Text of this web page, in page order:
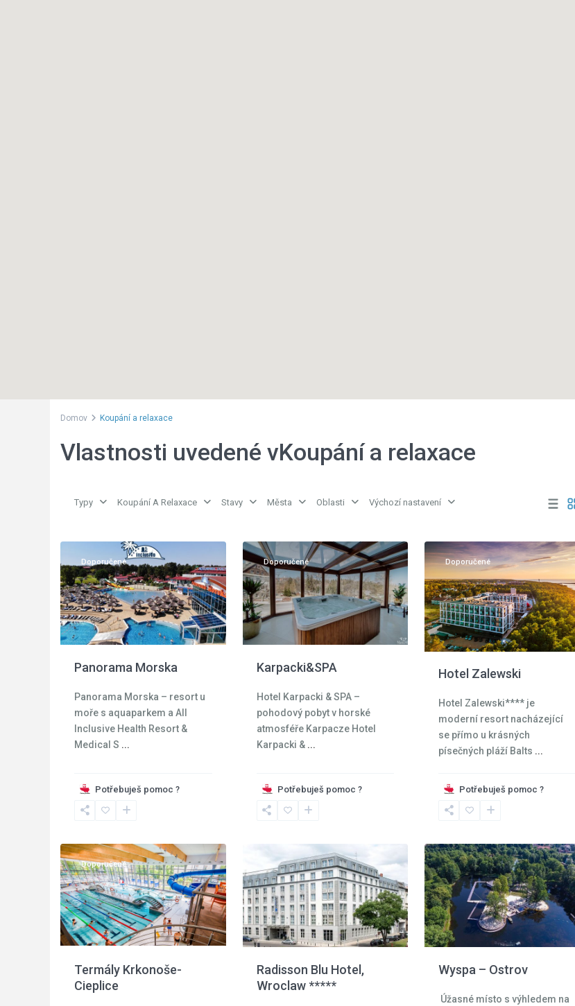
Domov Koupání a relaxace
Vlastnosti uvedené vKoupání a relaxace
Typy Koupání A Relaxace Stavy Města Oblasti Výchozí nastavení
Doporučené
Panorama Morska
Panorama Morska – resort u
moře s aquaparkem a All
Inclusive Health Resort &
Medical S ...
Potřebuješ pomoc ?
Doporučené
Karpacki&SPA
Hotel Karpacki & SPA –
pohodový pobyt v horské
atmosféře Karpacze Hotel
Karpacki & ...
Potřebuješ pomoc ?
Doporučené
Hotel Zalewski
Hotel Zalewski**** je
moderní resort nacházející
se přímo u krásných
písečných pláží Balts ...
Potřebuješ pomoc ?
Krkonoše
Jelenia
Doporučené
Termály Krkonoše-
Cieplice
Radisson Blu Hotel,
Wroclaw *****
Krkonoše
Wyspa – Ostrov
Úžasné místo s výhledem na